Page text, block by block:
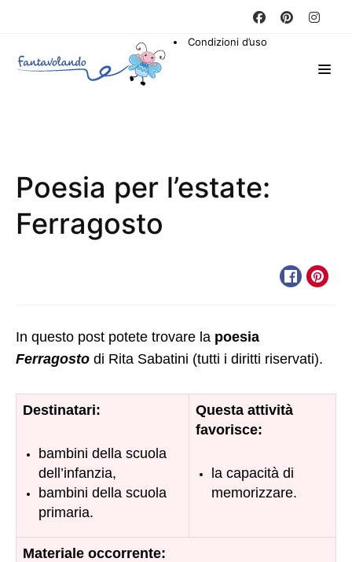
Condizioni d’uso
Poesia per l’estate:
Ferragosto
In questo post potete trovare la poesia
Ferragosto di Rita Sabatini (tutti i diritti riservati).
Destinatari:
bambini della scuola
dell’infanzia,
bambini della scuola
primaria.
Questa attività
favorisce:
la capacità di
memorizzare.
Materiale occorrente: